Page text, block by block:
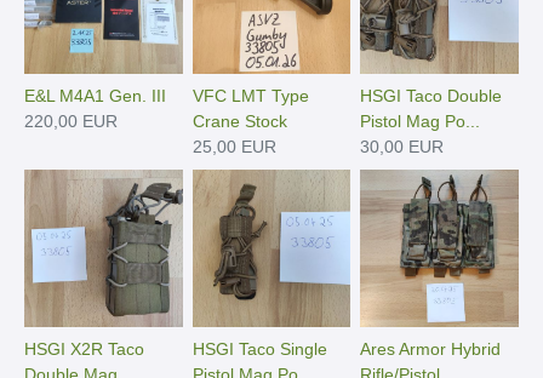
E&L M4A1 Gen. III
220,00 EUR
VFC LMT Type
Crane Stock
25,00 EUR
HSGI Taco Double
Pistol Mag Po...
30,00 EUR
HSGI X2R Taco
HSGI Taco Single
Ares Armor Hybrid